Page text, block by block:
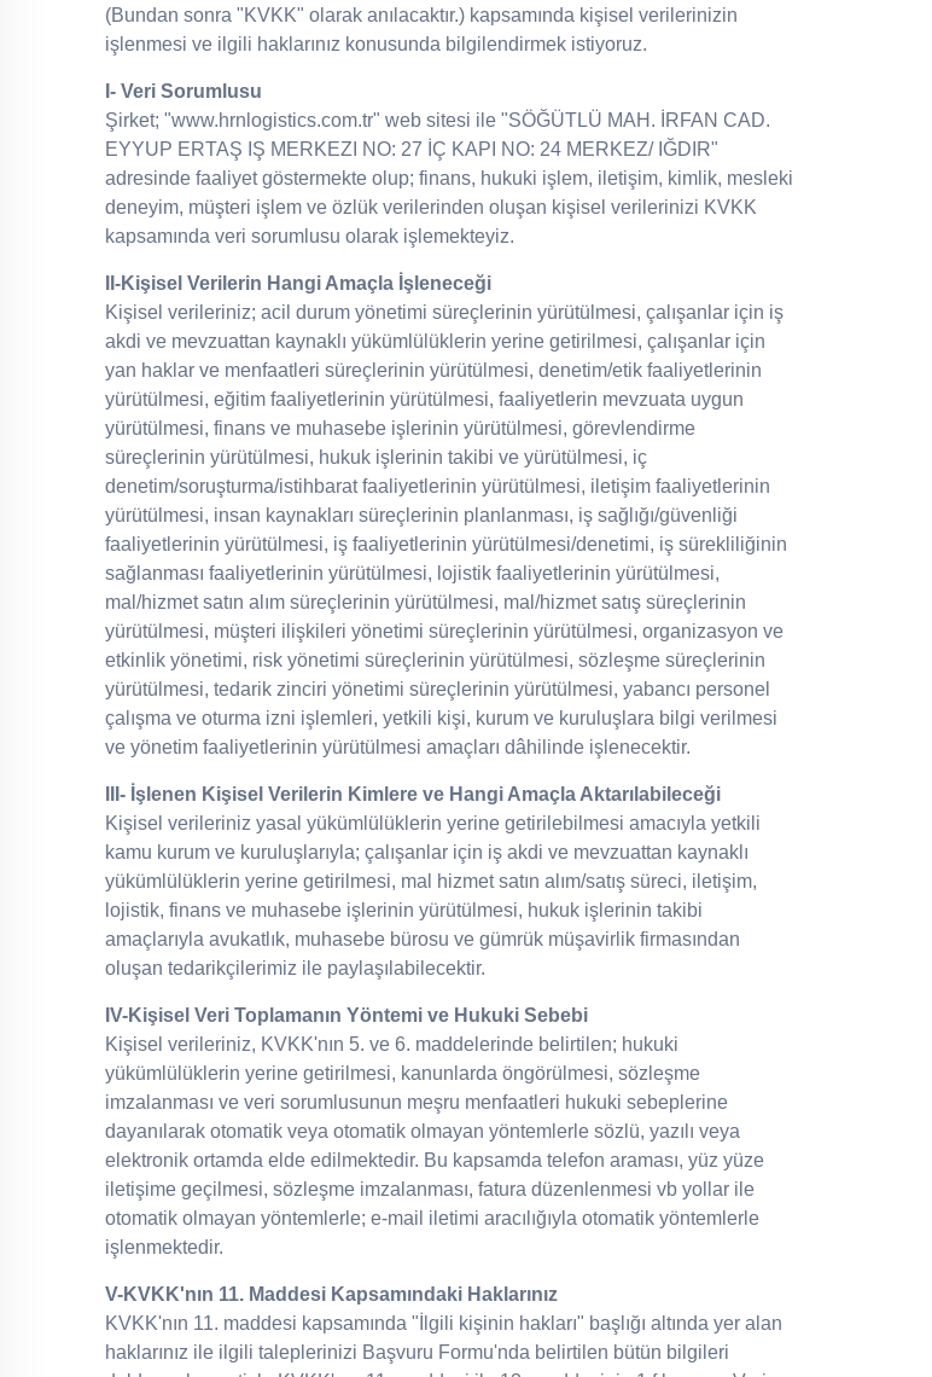
(Bundan sonra "KVKK" olarak anılacaktır.) kapsamında kişisel verilerinizin
işlenmesi ve ilgili haklarınız konusunda bilgilendirmek istiyoruz.
I- Veri Sorumlusu
Şirket; "www.hrnlogistics.com.tr" web sitesi ile "SÖĞÜTLÜ MAH. İRFAN CAD.
EYYUP ERTAŞ IŞ MERKEZI NO: 27 İÇ KAPI NO: 24 MERKEZ/ IĞDIR"
adresinde faaliyet göstermekte olup; finans, hukuki işlem, iletişim, kimlik, mesleki
deneyim, müşteri işlem ve özlük verilerinden oluşan kişisel verilerinizi KVKK
kapsamında veri sorumlusu olarak işlemekteyiz.
II-Kişisel Verilerin Hangi Amaçla İşleneceği
Kişisel verileriniz; acil durum yönetimi süreçlerinin yürütülmesi, çalışanlar için iş
akdi ve mevzuattan kaynaklı yükümlülüklerin yerine getirilmesi, çalışanlar için
yan haklar ve menfaatleri süreçlerinin yürütülmesi, denetim/etik faaliyetlerinin
yürütülmesi, eğitim faaliyetlerinin yürütülmesi, faaliyetlerin mevzuata uygun
yürütülmesi, finans ve muhasebe işlerinin yürütülmesi, görevlendirme
süreçlerinin yürütülmesi, hukuk işlerinin takibi ve yürütülmesi, iç
denetim/soruşturma/istihbarat faaliyetlerinin yürütülmesi, iletişim faaliyetlerinin
yürütülmesi, insan kaynakları süreçlerinin planlanması, iş sağlığı/güvenliği
faaliyetlerinin yürütülmesi, iş faaliyetlerinin yürütülmesi/denetimi, iş sürekliliğinin
sağlanması faaliyetlerinin yürütülmesi, lojistik faaliyetlerinin yürütülmesi,
mal/hizmet satın alım süreçlerinin yürütülmesi, mal/hizmet satış süreçlerinin
yürütülmesi, müşteri ilişkileri yönetimi süreçlerinin yürütülmesi, organizasyon ve
etkinlik yönetimi, risk yönetimi süreçlerinin yürütülmesi, sözleşme süreçlerinin
yürütülmesi, tedarik zinciri yönetimi süreçlerinin yürütülmesi, yabancı personel
çalışma ve oturma izni işlemleri, yetkili kişi, kurum ve kuruluşlara bilgi verilmesi
ve yönetim faaliyetlerinin yürütülmesi amaçları dâhilinde işlenecektir.
III- İşlenen Kişisel Verilerin Kimlere ve Hangi Amaçla Aktarılabileceği
Kişisel verileriniz yasal yükümlülüklerin yerine getirilebilmesi amacıyla yetkili
kamu kurum ve kuruluşlarıyla; çalışanlar için iş akdi ve mevzuattan kaynaklı
yükümlülüklerin yerine getirilmesi, mal hizmet satın alım/satış süreci, iletişim,
lojistik, finans ve muhasebe işlerinin yürütülmesi, hukuk işlerinin takibi
amaçlarıyla avukatlık, muhasebe bürosu ve gümrük müşavirlik firmasından
oluşan tedarikçilerimiz ile paylaşılabilecektir.
IV-Kişisel Veri Toplamanın Yöntemi ve Hukuki Sebebi
Kişisel verileriniz, KVKK'nın 5. ve 6. maddelerinde belirtilen; hukuki
yükümlülüklerin yerine getirilmesi, kanunlarda öngörülmesi, sözleşme
imzalanması ve veri sorumlusunun meşru menfaatleri hukuki sebeplerine
dayanılarak otomatik veya otomatik olmayan yöntemlerle sözlü, yazılı veya
elektronik ortamda elde edilmektedir. Bu kapsamda telefon araması, yüz yüze
iletişime geçilmesi, sözleşme imzalanması, fatura düzenlenmesi vb yollar ile
otomatik olmayan yöntemlerle; e-mail iletimi aracılığıyla otomatik yöntemlerle
işlenmektedir.
V-KVKK'nın 11. Maddesi Kapsamındaki Haklarınız
KVKK'nın 11. maddesi kapsamında "İlgili kişinin hakları" başlığı altında yer alan
haklarınız ile ilgili taleplerinizi Başvuru Formu'nda belirtilen bütün bilgileri